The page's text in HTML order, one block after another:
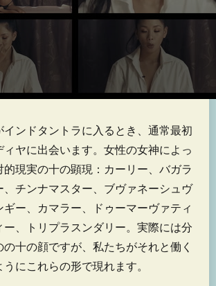
インドタントラに入るとき、通常最初
ィヤに出会います。女性の女神によっ
的現実の十の顕現：カーリー、バガラ
、チンナマスター、ブヴァネーシュヴ
ギー、カマラー、ドゥーマーヴァティ
ー、トリプラスンダリー。実際には分
十の顔ですが、私たちがそれと働く
にこれらの形で現れます。